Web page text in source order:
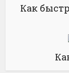
Как